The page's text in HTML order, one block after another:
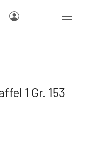
1 Gr. 153